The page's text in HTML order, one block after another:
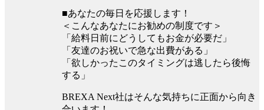
■あなたの毎日を応援します！
＜こんなあなたにお勧めの制度です＞
「給料日前にどうしてもお金が必要だ」
「友達のお祝いで急な出費がある」
「欲しかったこのタイミングは逃したら後悔
する」
BREXA Next社はそんな気持ちに正面から向き